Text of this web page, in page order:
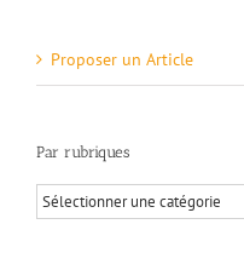
Proposer un Article
Par rubriques
Par
rubriques